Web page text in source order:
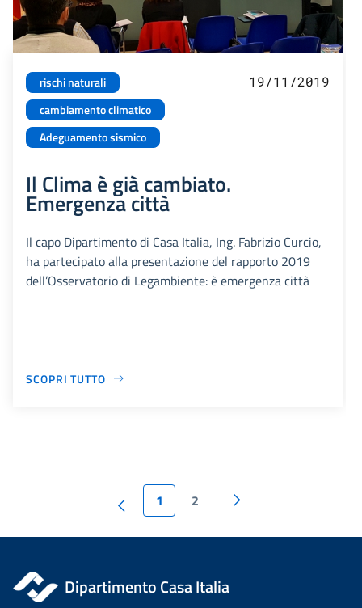
rischi naturali
cambiamento climatico
Adeguamento sismico
19/11/2019
Il Clima è già cambiato.
Emergenza città
Il capo Dipartimento di Casa Italia, Ing. Fabrizio Curcio,
ha partecipato alla presentazione del rapporto 2019
dell’Osservatorio di Legambiente: è emergenza città
SCOPRI TUTTO
1 2
Dipartimento Casa Italia